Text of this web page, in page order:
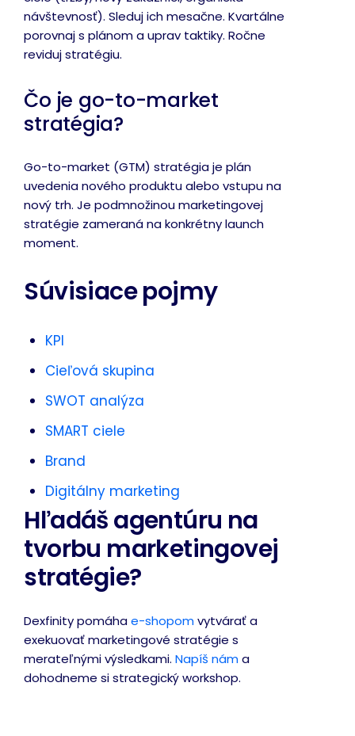
návštevnosť). Sleduj ich mesačne. Kvartálne
porovnaj s plánom a uprav taktiky. Ročne
reviduj stratégiu.
Čo je go-to-market
stratégia?
Go-to-market (GTM) stratégia je plán
uvedenia nového produktu alebo vstupu na
nový trh. Je podmnožinou marketingovej
stratégie zameraná na konkrétny launch
moment.
Súvisiace pojmy
KPI
Cieľová skupina
SWOT analýza
SMART ciele
Brand
Digitálny marketing
Hľadáš agentúru na
tvorbu marketingovej
stratégie?
Dexfinity pomáhae-shopomvytvárať a
exekuovať marketingové stratégie s
merateľnými výsledkami.Napíš náma
dohodneme si strategický workshop.